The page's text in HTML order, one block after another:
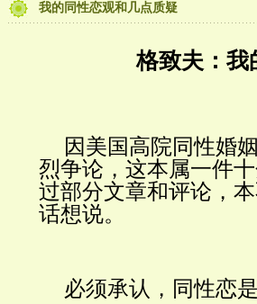
我的同性恋观和几点质疑
格致夫：我
因美国高院同性婚
烈争论，这本属一件
过部分文章和评论，
话想说。
必须承认，同性恋